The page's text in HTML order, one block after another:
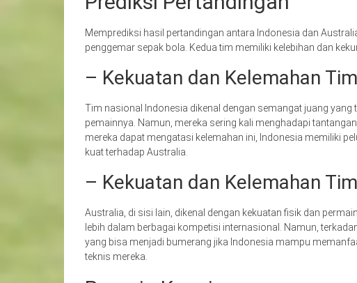
Memprediksi hasil pertandingan antara Indonesia dan
penggemar sepak bola. Kedua tim memiliki kelebihan dan
– Kekuatan dan Kelemahan
Tim nasional Indonesia dikenal dengan semangat juang yang
pemainnya. Namun, mereka sering kali menghadapi
mereka dapat mengatasi kelemahan ini, Indonesia memiliki
kuat terhadap Australia.
– Kekuatan dan Kelemahan
Australia, di sisi lain, dikenal dengan kekuatan fisik dan
lebih dalam berbagai kompetisi internasional. Namun,
yang bisa menjadi bumerang jika Indonesia mampu
teknis mereka.